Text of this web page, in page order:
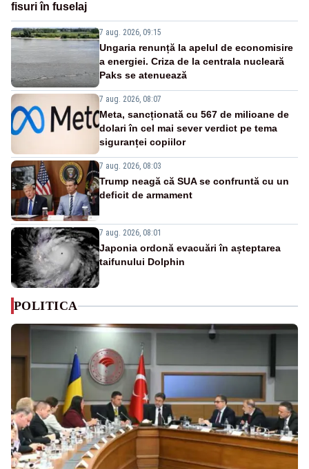
fisuri în fuselaj
7 aug. 2026, 09:15
Ungaria renunță la apelul de economisire
a energiei. Criza de la centrala nucleară
Paks se atenuează
7 aug. 2026, 08:07
Meta, sancționată cu 567 de milioane de
dolari în cel mai sever verdict pe tema
siguranței copiilor
7 aug. 2026, 08:03
Trump neagă că SUA se confruntă cu un
deficit de armament
7 aug. 2026, 08:01
Japonia ordonă evacuări în așteptarea
taifunului Dolphin
POLITICA